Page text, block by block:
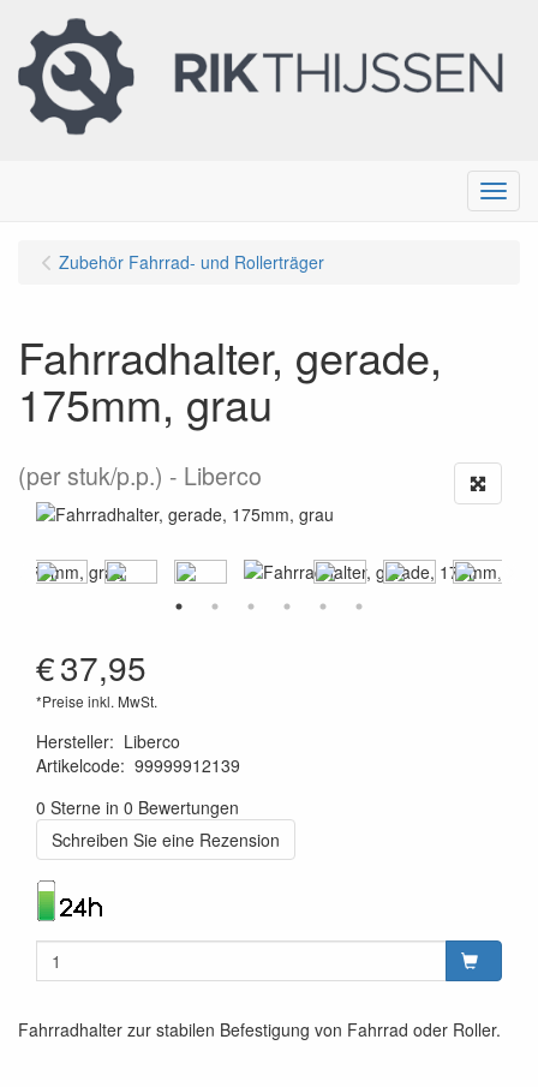
Menu
Zubehör Fahrrad- und Rollerträger
Fahrradhalter, gerade,
175mm, grau
(per stuk/p.p.) Liberco
€37,95
*Preise inkl. MwSt.
Hersteller: Liberco
Artikelcode: 99999912139
0 Sterne in 0 Bewertungen
Schreiben Sie eine Rezension
Fahrradhalter zur stabilen Befestigung von Fahrrad oder Roller.